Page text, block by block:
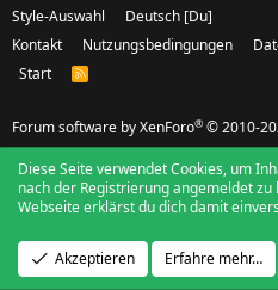
Style-Auswahl
Deutsch [Du]
Kontakt
Nutzungsbedingungen
Start
R
S
Forum software by XenForo® © 2010-
Diese Seite verwendet Cookies, um
nach der Registrierung angemeldet
Webseite erklärst du dich damit
Akzeptieren Erfahre mehr…